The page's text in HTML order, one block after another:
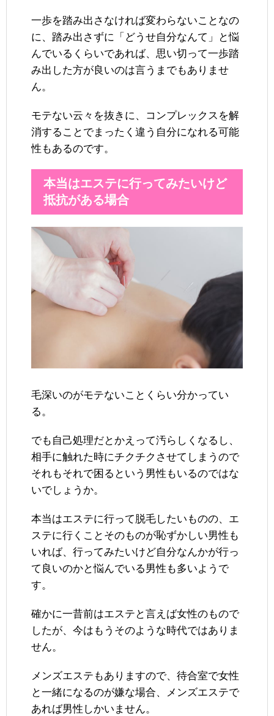
一歩を踏み出さなければ変わらないことなの
に、踏み出さずに「どうせ自分なんて」と悩
んでいるくらいであれば、思い切って一歩踏
み出した方が良いのは言うまでもありませ
ん。
モテない云々を抜きに、コンプレックスを解
消することでまったく違う自分になれる可能
性もあるのです。
本当はエステに行ってみたいけど
抵抗がある場合
毛深いのがモテないことくらい分かってい
る。
でも自己処理だとかえって汚らしくなるし、
相手に触れた時にチクチクさせてしまうので
それもそれで困るという男性もいるのではな
いでしょうか。
本当はエステに行って脱毛したいものの、エ
ステに行くことそのものが恥ずかしい男性も
いれば、行ってみたいけど自分なんかが行っ
て良いのかと悩んでいる男性も多いようで
す。
確かに一昔前はエステと言えば女性のもので
したが、今はもうそのような時代ではありま
せん。
メンズエステもありますので、待合室で女性
と一緒になるのが嫌な場合、メンズエステで
あれば男性しかいません。